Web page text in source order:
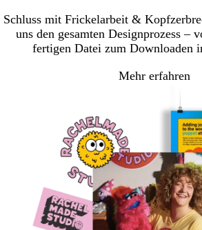
Schluss mit Frickelarbeit &
uns den gesamten Designprozess –
fertigen Datei zum Downloaden
Mehr erfahren